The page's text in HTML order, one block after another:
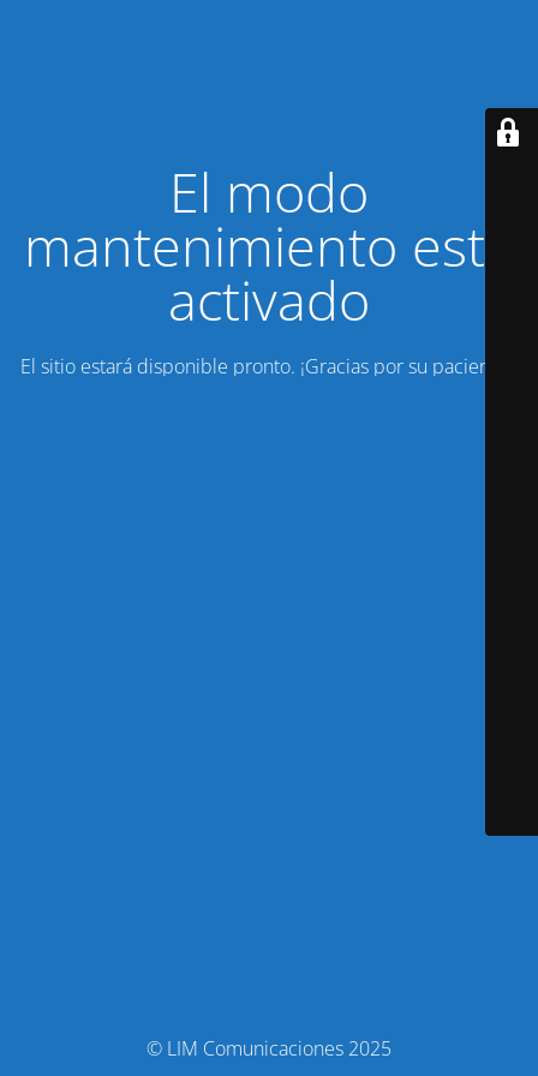
El modo
mantenimiento está
activado
El sitio estará disponible pronto. ¡Gracias por su paciencia!
© LIM Comunicaciones 2025